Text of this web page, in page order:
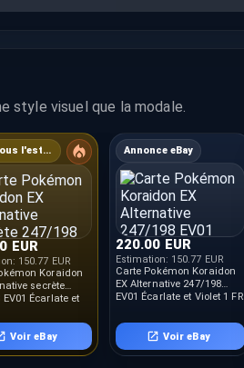
style visuel que la modale.
14% sous l'estimation
EUR
150.77 EUR
Koraidon
secrète
EV01 Écarlate et
Voir eBay
Annonce eBay
220.00 EUR
Estimation: 150.77 EUR
Carte Pokémon Koraidon
EX Alternative 247/198
EV01 Écarlate et Violet 1 FR
Voir eBay